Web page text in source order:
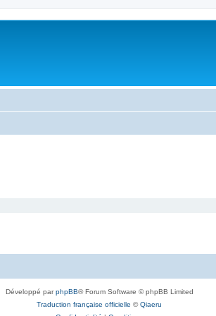
Développé parphpBB® Forum Software © phpBB Limited
Traduction française officielle ©Qiaeru